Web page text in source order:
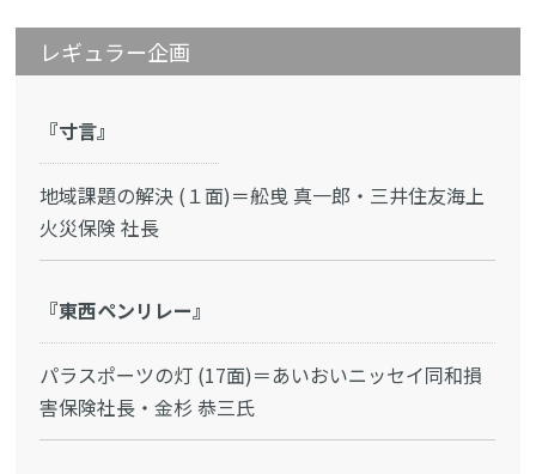
レギュラー企画
『寸言』
地域課題の解決 (１面)＝舩曵 真一郎・三井住友海上
火災保険 社長
『東西ペンリレー』
パラスポーツの灯 (17面)＝あいおいニッセイ同和損
害保険社長・金杉 恭三氏